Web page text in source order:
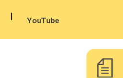
YouTube